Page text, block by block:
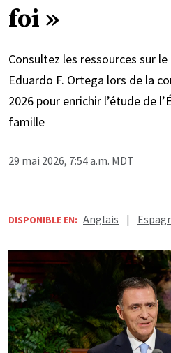
foi »
Consultez les ressources sur
Eduardo F. Ortega lors de la
2026 pour enrichir l’étude de
famille
29 mai 2026, 7:54 a.m. MDT
DISPONIBLE EN: Anglais |